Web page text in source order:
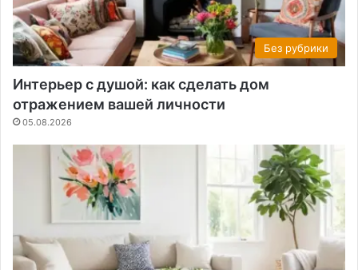
Без рубрики
Интерьер с душой: как сделать дом
отражением вашей личности
05.08.2026